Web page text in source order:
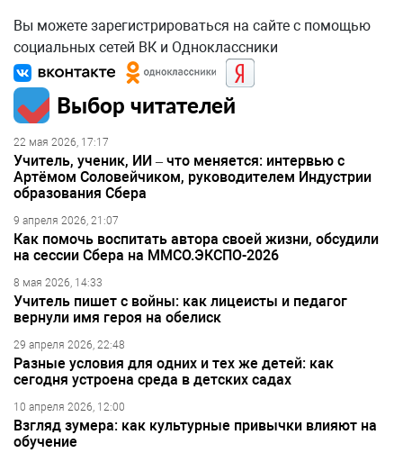
Вы можете зарегистрироваться на сайте с помощью
социальных сетей ВК и Одноклассники
Выбор читателей
22 мая 2026, 17:17
Учитель, ученик, ИИ – что меняется: интервью с
Артёмом Соловейчиком, руководителем Индустрии
образования Сбера
9 апреля 2026, 21:07
Как помочь воспитать автора своей жизни, обсудили
на сессии Сбера на ММСО.ЭКСПО-2026
8 мая 2026, 14:33
Учитель пишет с войны: как лицеисты и педагог
вернули имя героя на обелиск
29 апреля 2026, 22:48
Разные условия для одних и тех же детей: как
сегодня устроена среда в детских садах
10 апреля 2026, 12:00
Взгляд зумера: как культурные привычки влияют на
обучение